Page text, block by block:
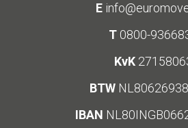
E
T 0800-
KvK
BTW
IBAN